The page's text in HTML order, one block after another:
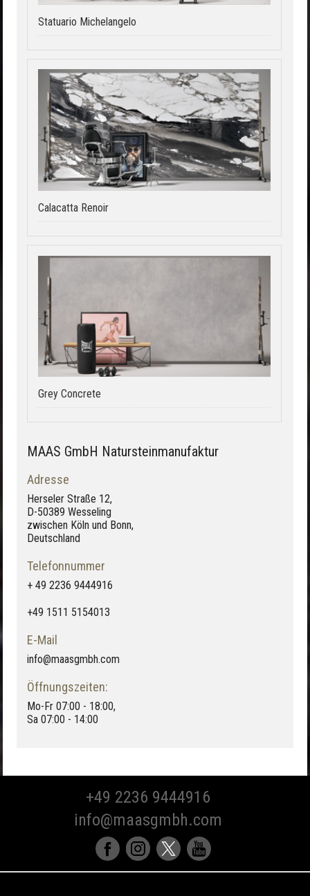
Statuario Michelangelo
Calacatta Renoir
Grey Concrete
MAAS GmbH Natursteinmanufaktur
Adresse
Herseler Straße 12,
D-50389 Wesseling
zwischen Köln und Bonn,
Deutschland
Telefonnummer
+ 49 2236 9444916
+49 1511 5154013
E-Mail
info@maasgmbh.com
Öffnungszeiten:
Mo-Fr 07:00 - 18:00,
Sa 07:00 - 14:00
+49 2236 9444916
info@maasgmbh.com